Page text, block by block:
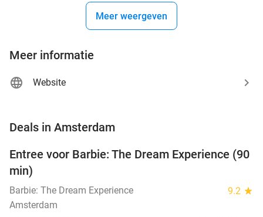
Meer weergeven
Meer informatie
Website
Deals in Amsterdam
30%
Entree voor Barbie: The Dream Experience (90
min)
Barbie: The Dream Experience 9.2 star
Amsterdam